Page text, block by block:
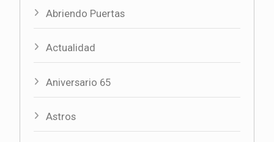
Abriendo Puertas
Actualidad
Aniversario 65
Astros